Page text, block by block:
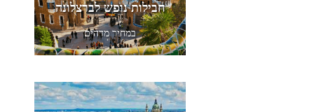
חבילות נופש לברצלונה
במחיר מדהים